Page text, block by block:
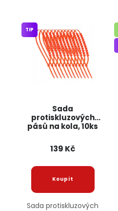
Sada
protiskluzových
pásů na kola, 10ks
TIP
139 Kč
Sada protiskluzových